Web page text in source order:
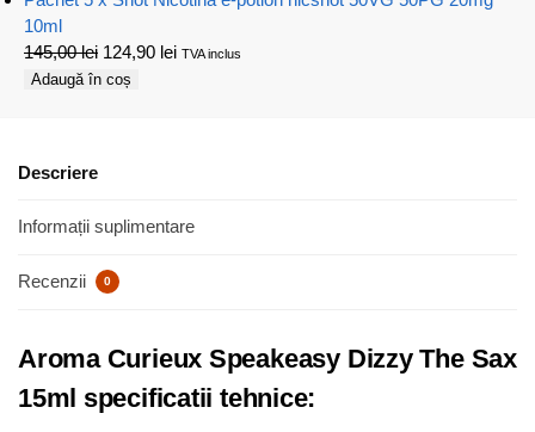
10ml
145,00lei 124,90 lei TVA inclus
Adaugă în coș
Descriere
Informații suplimentare
Recenzii 0
Aroma Curieux Speakeasy Dizzy The Sax
15ml specificatii tehnice: